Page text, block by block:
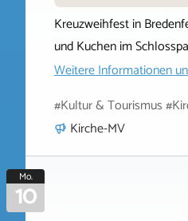
Kreuzweihfest in
und Kuchen im
Weitere Informationen
#Kultur & Tourismus
Kirche-MV
Mo.
10